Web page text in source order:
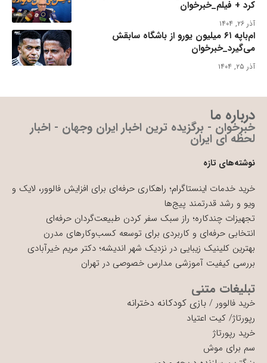
کرد + فیلم_خبرخوان
آذر ۲۶, ۱۴۰۴
ام‌باپه ۶۱ میلیون یورو از باشگاه سابقش
می‌گیرد_خبرخوان
آذر ۲۵, ۱۴۰۴
درباره ما
خبرخوان - برگزیده ترین اخبار ایران وجهان - اخبار
لحظه ای ایران
نوشته‌های تازه
خرید خدمات اینستاگرام؛ راهکاری حرفه‌ای برای افزایش فالوور، لایک و
ویو و رشد قدرتمند پیج‌ها
تجهیزات چندکاره؛ راز سبک سفر کردن طبیعت‌گردان حرفه‌ای
انتخابی حرفه‌ای و کاربردی برای توسعه کسب‌وکارهای مدرن
بهترین کلینیک زیبایی در نزدیک شهر اندیشه؛ دکتر مریم خیرآبادی
بررسی کیفیت آموزشی مدارس خصوصی در تهران
تبلیغات متنی
خرید فالوور / بازی کودکانه دخترانه
رپورتاژ/ کیت اعتیاد
خرید رپورتاژ
سم برای موش